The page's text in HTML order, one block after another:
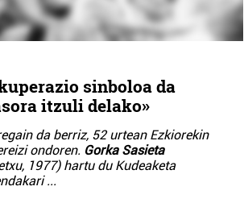
sinboloa da
itzuli delako»
da berriz, 52 urtean Ezkiorekin
ondoren. Gorka Sasieta
1977) hartu du Kudeaketa
...